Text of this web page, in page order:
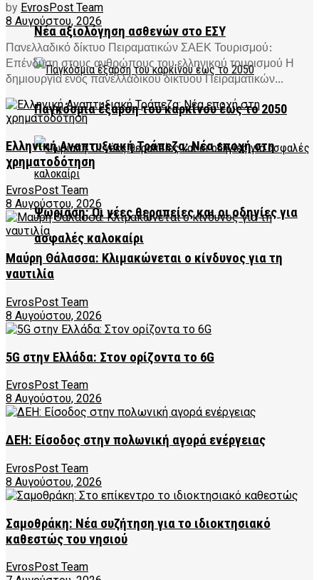
Νέα αξιολόγηση ασθενών στο ΕΣΥ
Παγκόσμια έξαρση του καρκίνου έως το 2050
Ψωρίαση: Οι νέες θεραπείες και οι οδηγίες για
ασφαλές καλοκαίρι
by EvrosPost Team
8 Αυγούστου, 2026
Πανελλαδικό δίκτυο Πειραματικών ΣΑΕΚ Τουρισμού:
Επένδυση στους ανθρώπους του ελληνικού τουρισμού Η
δημιουργία ενός πανελλαδικού δικτύου Πειραματικών...
Ελληνική Αναπτυξιακή Τράπεζα: Νέα εποχή στη
χρηματοδότηση
EvrosPost Team
8 Αυγούστου, 2026
Μαύρη Θάλασσα: Κλιμακώνεται ο κίνδυνος για τη
ναυτιλία
EvrosPost Team
8 Αυγούστου, 2026
5G στην Ελλάδα: Στον ορίζοντα το 6G
EvrosPost Team
8 Αυγούστου, 2026
ΔΕΗ: Είσοδος στην πολωνική αγορά ενέργειας
EvrosPost Team
8 Αυγούστου, 2026
Σαμοθράκη: Νέα συζήτηση για το ιδιοκτησιακό
καθεστώς του νησιού
EvrosPost Team